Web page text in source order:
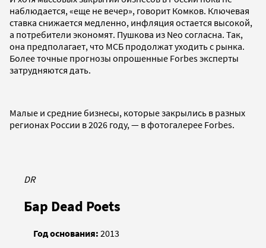
наблюдается, «еще не вечер», говорит Комков. Ключевая
ставка снижается медленно, инфляция остается высокой,
а потребители экономят. Пушкова из Neo согласна. Так,
она предполагает, что МСБ продолжат уходить с рынка.
Более точные прогнозы опрошенные Forbes эксперты
затрудняются дать.
Малые и средние бизнесы, которые закрылись в разных
регионах России в 2026 году, — в фотогалерее Forbes.
DR
Бар Dead Poets
Год основания: 2013